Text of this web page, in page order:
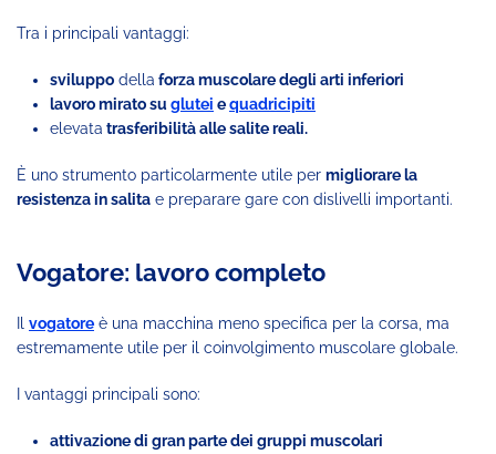
Tra i principali vantaggi:
sviluppo della forza muscolare degli arti inferiori
lavoro mirato su glutei equadricipiti
elevata trasferibilità alle salite reali.
È uno strumento particolarmente utile per migliorare la
resistenza in salita e preparare gare con dislivelli importanti.
Vogatore: lavoro completo
vogatore è una macchina meno specifica per la corsa, ma
estremamente utile per il coinvolgimento muscolare globale.
I vantaggi principali sono:
attivazione di gran parte dei gruppi muscolari